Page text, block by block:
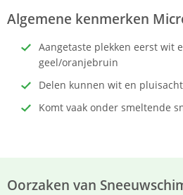
Algemene kenmerken
Aangetaste plekken eerst wit
geel/oranjebruin
Delen kunnen wit en
Komt vaak onder smeltende
Oorzaken van